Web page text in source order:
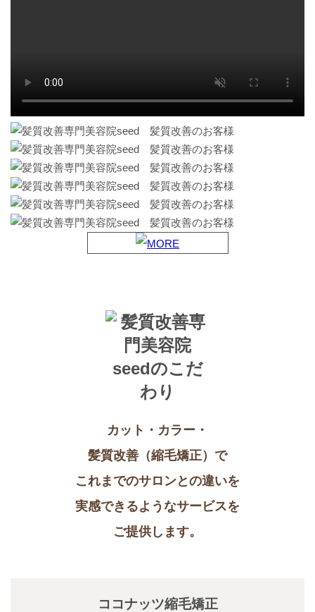
カット・カラー・
髪質改善（縮毛矯正）で
これまでのサロンとの違いを
実感できるようなサービスを
ご提供します。
ココナッツ縮毛矯正